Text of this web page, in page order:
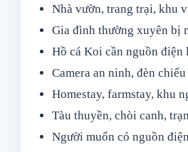
Nhà vườn, trang trại, khu
Gia đình thường xuyên bị
Hồ cá Koi cần nguồn
Camera an ninh, đèn
Homestay, farmstay, khu
Tàu thuyền, chòi canh,
Người muốn có nguồn